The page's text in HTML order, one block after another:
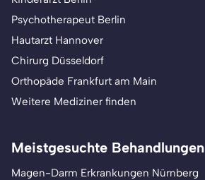
Psychotherapeut Berlin
Hautarzt Hannover
Chirurg Düsseldorf
Orthopäde Frankfurt am Main
Weitere Mediziner finden
Meistgesuchte Behandlungen
Magen-Darm Erkrankungen Nürnberg